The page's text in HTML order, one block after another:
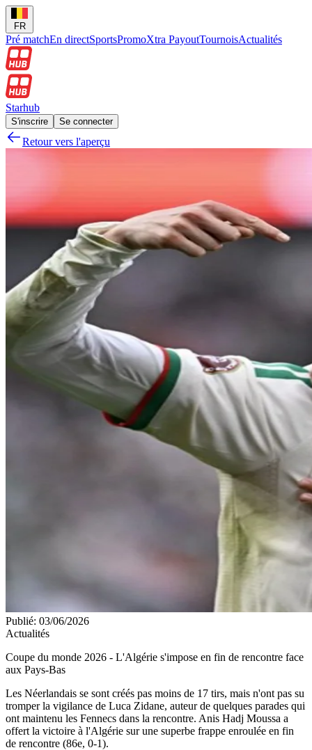
FR
Pré matchEn directSportsPromoXtra PayoutTournoisActualités
Starhub
S'inscrire Se connecter
Retour vers l'aperçu
Publié: 03/06/2026
Actualités
Coupe du monde 2026 - L'Algérie s'impose en fin de rencontre face
aux Pays-Bas
Les Néerlandais se sont créés pas moins de 17 tirs, mais n'ont pas su
tromper la vigilance de Luca Zidane, auteur de quelques parades qui
ont maintenu les Fennecs dans la rencontre. Anis Hadj Moussa a
offert la victoire à l'Algérie sur une superbe frappe enroulée en fin
de rencontre (86e, 0-1).